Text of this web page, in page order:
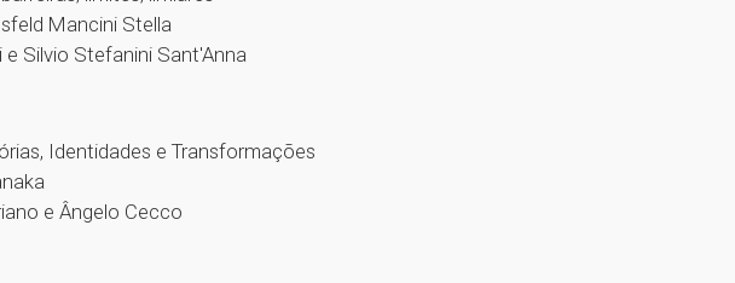
Mancini Stella
e Silvio Stefanini Sant'Anna
Identidades e Transformações
e Ângelo Cecco